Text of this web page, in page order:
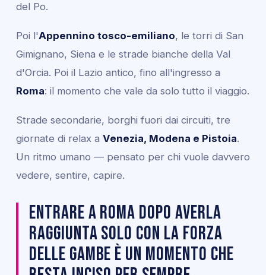
del Po.
Poi l'Appennino tosco-emiliano, le torri di San
Gimignano, Siena e le strade bianche della Val
d'Orcia. Poi il Lazio antico, fino all'ingresso a
Roma: il momento che vale da solo tutto il viaggio.
Strade secondarie, borghi fuori dai circuiti, tre
giornate di relax a Venezia, Modena e Pistoia.
Un ritmo umano — pensato per chi vuole davvero
vedere, sentire, capire.
Entrare a Roma dopo averla
raggiunta solo con la forza
delle gambe è un momento che